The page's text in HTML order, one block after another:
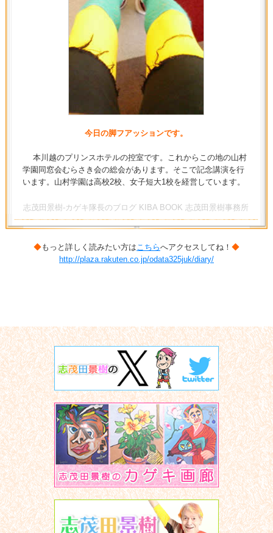
今日の脚フアッションです。
本川越のプリンスホテルの控室です。これからこの地の山村
学園同窓会むらさき会の総会があります。そこで記念講演を行
います。山村学園は高校2校、女子短大1校を経営しています。
志茂田景樹-カゲキ隊長のブログ KIBA BOOK 志茂田景樹事務所
◆もっと詳しく読みたい方はこちらへアクセスしてね！ ◆
http://plaza.rakuten.co.jp/odata325juk/diary/